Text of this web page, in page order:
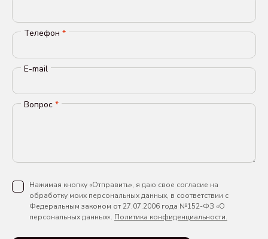
Телефон *
E-mail
Вопрос *
Нажимая кнопку «Отправить», я даю свое согласие на
обработку моих персональных данных, в соответствии с
Федеральным законом от 27.07.2006 года №152-ФЗ «О
персональных данных». Политика конфиденциальности.